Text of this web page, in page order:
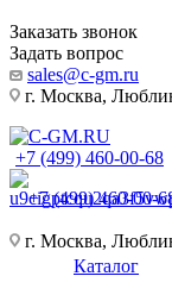
Заказать звонок
Задать вопрос
sales@c-gm.ru
г. Москва,
+7 (499) 460-00-68
+7 (499) 460-00-
г. Москва,
Каталог